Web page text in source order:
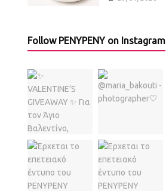
Follow PENYPENY on Instagram